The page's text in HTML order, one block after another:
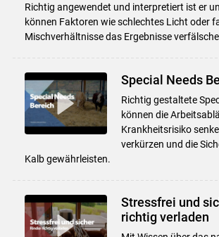
Richtig angewendet und interpretiert ist er
können Faktoren wie schlechtes Licht oder
Mischverhältnisse das Ergebnisse
Special Needs
Richtig gestaltete
können die
Krankheitsrisiko
verkürzen und die
Kalb gewährleisten.
Stressfrei und
richtig verladen